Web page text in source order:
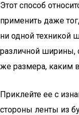
Этот способ
применить даже
ни одной техникой
различной ширины,
же размера, каким
Приклейте ее с
стороны ленты из